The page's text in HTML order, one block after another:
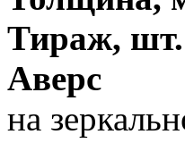
Тираж,
Аверс
на